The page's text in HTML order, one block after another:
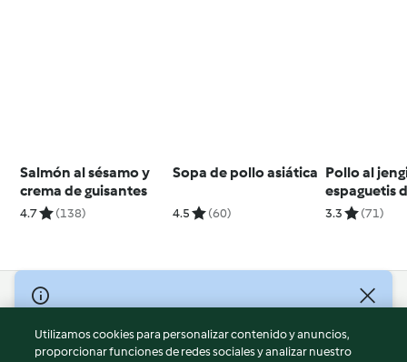
Salmón al sésamo y
crema de guisantes
4.7 (138)
Sopa de pollo asiática
4.5 (60)
Pollo al
espaguetis
calabacín
3.3 (71)
© Copyright 2026
Términos de uso
Utilizamos cookies para personalizar contenido y anuncios,
proporcionar funciones de redes sociales y analizar nuestro